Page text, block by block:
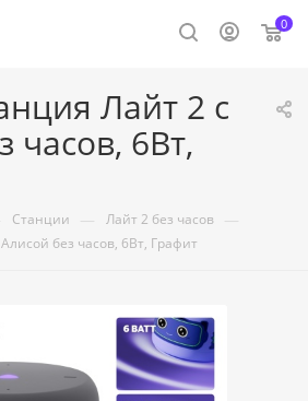
0
Лайт 2 с
часов, 6Вт,
Станции — Лайт 2 без часов —
без часов, 6Вт, Графит